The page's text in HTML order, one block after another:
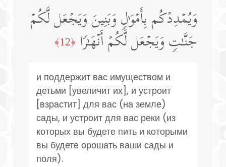
وَیُمۡدِدۡكُم بِأَمۡوَ ٰ⁠لࣲ وَبَنِینَ وَیَجۡعَل لَّكُمۡ
جَنَّـٰتࣲ وَیَجۡعَل لَّكُمۡ أَنۡهَـٰرࣰا ﴿12﴾
и поддержит вас имуществом и
детьми [увеличит их], и устроит
[взрастит] для вас (на земле)
сады, и устроит для вас реки (из
которых вы будете пить и которыми
вы будете орошать ваши сады и
поля).